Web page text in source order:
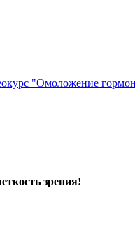
"Омоложение
зрения!